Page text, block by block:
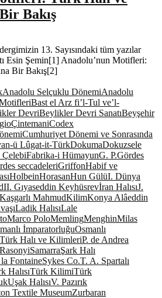
Bakış
13. Sayısındaki tüm yazılar
Esin Şemin[1] Anadolu’nun Motifleri:
Bir Bakış[2]
Anadolu Selçuklu DönemiAnadolu
Bast el Arz fi’l-Tul ve’l-
DevriBeylikler Devri SanatıBeyşehir
ÇintemaniCodex
Cumhuriyet Dönemi ve Sonrasında
ü Lûgat-it-TürkDokumaDokuzsele
Fabrika-i HümayunG. P.Gördes
seccadeleriGriffonHabif ve
HolbeinHorasanHun GülüI. Dünya
II. Gıyaseddin Keyhüsrevİran HalısıJ.
Kaşgarlı MahmudKilimKonya Alâeddin
Ladik HalısıLale
Marco PoloMemlingMenghinMilas
İmparatorluğuOsmanlı
Türk Halı ve KilimleriP. de Andrea
RasonyiSamarraŞark Halı
FontaineSykes Co.T. A. Spartalı
HalısıTürk KilimiTürk
Uşak HalısıV. Pazırık
Textile MuseumZurbaran